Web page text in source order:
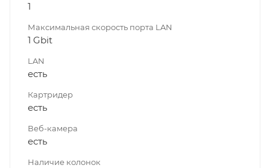
1
Максимальная скорость порта LAN
1 Gbit
LAN
есть
Картридер
есть
Веб-камера
есть
Наличие колонок